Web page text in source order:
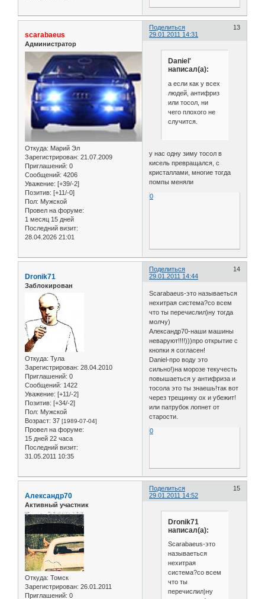
Поделиться
13
29.01.2011 14:31
scarabaeus
Администратор
Откуда: Марий Эл
Зарегистрирован: 21.07.2009
Приглашений: 0
Сообщений: 4206
Уважение: [+39/-2]
Позитив: [+11/-0]
Пол: Мужской
Провел на форуме:
1 месяц 15 дней
Последний визит:
28.04.2026 21:01
Daniel'
написал(а):
а если как у всех
людей, антифриз
или тосол, ни
чего плохого не
случится.
у нас одну зиму тосол в
кисель превращался, с
кристаллами, многие тогда
помпы меняли
0
Поделиться
14
29.01.2011 14:44
Dronik71
Заблокирован
Откуда: Тула
Зарегистрирован: 28.04.2010
Приглашений: 0
Сообщений: 1422
Уважение: [+11/-2]
Позитив: [+34/-2]
Пол: Мужской
Возраст: 37 [1989-07-04]
Провел на форуме:
15 дней 22 часа
Последний визит:
31.05.2011 10:35
Scarabaeus-это называеться
нехитрая система?со всем
что ты перечислил)ну тогда
молчу)
Александр70-наши машины
неваруют!!!!)))про открытие с
кнопки я согласен!
Daniel-про воду это
сильно!)на морозе текучесть
повышаеться у антифриза и
тосола это ты знаешь!так вот
через трещинку ох и убежит!
или патрубок лопнет от
старости.
0
Поделиться
15
29.01.2011 14:52
Александр70
Активный участник
Откуда: Томск
Зарегистрирован: 26.01.2011
Приглашений: 0
Dronik71
написал(а):
Scarabaeus-это
называеться
нехитрая
система?со всем
что ты
перечислил)ну